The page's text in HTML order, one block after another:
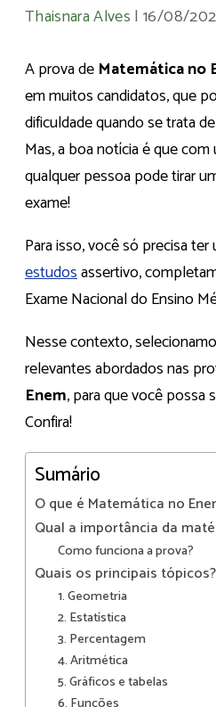
Thaisnara Alves |16/08/
A prova de Matemática no
em muitos candidatos, que
dificuldade quando se trata
Mas, a boa notícia é que
qualquer pessoa pode tirar
exame!
Para isso, você só precisa ter
estudosassertivo,
Exame Nacional do Ensino
Nesse contexto,
relevantes abordados nas
Enem, para que você possa
Confira!
Sumário
O que é Matemática no
Qual a importância da
Como funciona a prova?
Quais os principais tópicos?
1. Geometria
2. Estatística
3. Percentagem
4. Aritmética
5. Gráficos e tabelas